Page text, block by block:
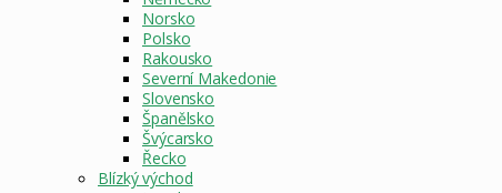
Norsko
Polsko
Rakousko
Severní Makedonie
Slovensko
Španělsko
Švýcarsko
Řecko
Blízký východ